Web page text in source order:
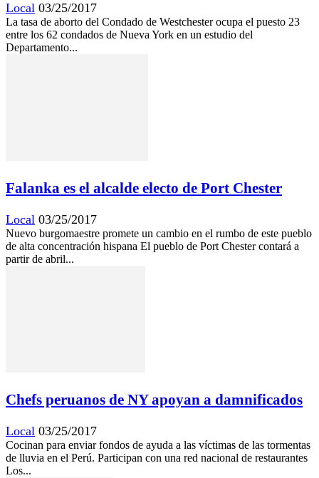
Local 03/25/2017
La tasa de aborto del Condado de Westchester ocupa el puesto 23
entre los 62 condados de Nueva York en un estudio del
Departamento...
Falanka es el alcalde electo de Port Chester
Local 03/25/2017
Nuevo burgomaestre promete un cambio en el rumbo de este pueblo
de alta concentración hispana El pueblo de Port Chester contará a
partir de abril...
Chefs peruanos de NY apoyan a damnificados
Local 03/25/2017
Cocinan para enviar fondos de ayuda a las víctimas de las tormentas
de lluvia en el Perú. Participan con una red nacional de restaurantes
Los...